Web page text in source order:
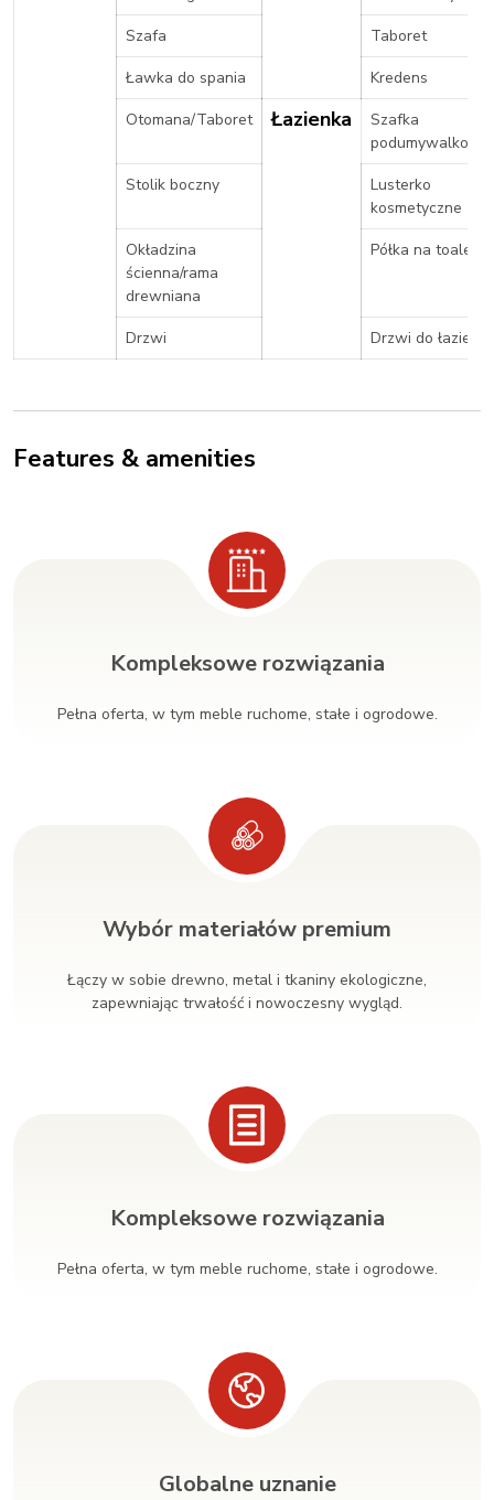
Szafa
Taboret
Ławka do spania
Kredens
Otomana/Taboret
Łazienka
Szafka
podumywalkowa
Stolik boczny
Lusterko
kosmetyczne
Okładzina
ścienna/rama
drewniana
Półka na toaletę
Drzwi Drzwi do łazienki
Features & amenities
Kompleksowe rozwiązania
Pełna oferta, w tym meble ruchome, stałe i ogrodowe.
Wybór materiałów premium
Łączy w sobie drewno, metal i tkaniny ekologiczne,
zapewniając trwałość i nowoczesny wygląd.
Kompleksowe rozwiązania
Pełna oferta, w tym meble ruchome, stałe i ogrodowe.
Globalne uznanie